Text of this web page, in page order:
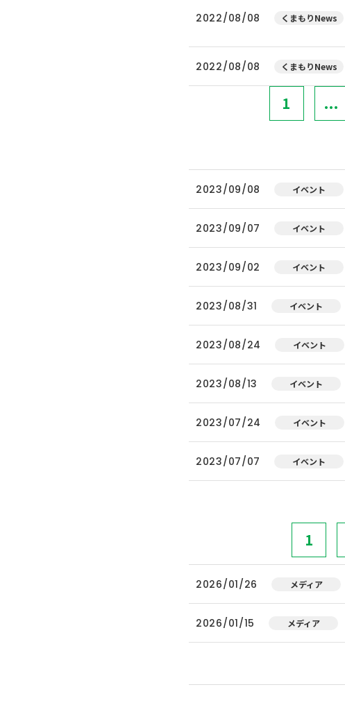
2022/08/08 くまもりNews
2022/08/08 くまもりNews
1 ...
2023/09/08 イベント
2023/09/07 イベント
2023/09/02 イベント
2023/08/31 イベント
2023/08/24 イベント
2023/08/13 イベント
2023/07/24 イベント
2023/07/07 イベント
1
2026/01/26 メディア
2026/01/15 メディア